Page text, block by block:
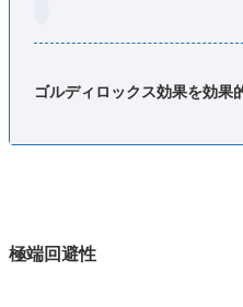
ゴルディロックス効果を効果
極端回避性